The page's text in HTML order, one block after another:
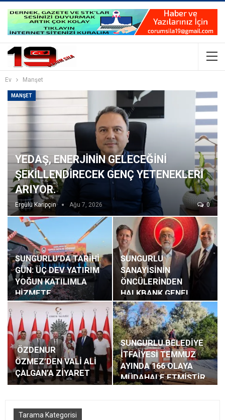
Ev Manşet
MANŞET
YEDAŞ, ENERJİNİN GELECEĞİNİ
ŞEKİLLENDİRECEK GENÇ YETENEKLERİ
ARIYOR.
Ergülü Karipçin Ağu 7, 2026 0
SUNGURLU’DA TARİHİ
GÜN: ÜÇ DEV YATIRIM
YOĞUN KATILIMLA
HİZMETE…
SUNGURLU
SANAYİSİNİN
ÖNCÜLERİNDEN
HALKBANK GENEL
MÜDÜRÜ ÖZDİL’E…
ÖZDENUR
ÖZMEZ’DEN VALİ ALİ
ÇALGAN’A ZİYARET
SUNGURLU BELEDİYE
İTFAİYESİ TEMMUZ
AYINDA 166 OLAYA
MÜDAHALE ETMİŞTİR.
Tarama Kategorisi